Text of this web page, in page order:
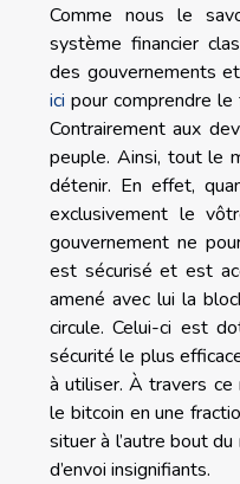
Comme nous le
système financier
des gouvernements
ici pour comprendre
Contrairement aux
peuple. Ainsi, tout le
détenir. En effet,
exclusivement le
gouvernement ne
est sécurisé et est
amené avec lui la
circule. Celui-ci est
sécurité le plus
à utiliser. À travers ce
le bitcoin en une
situer à l’autre bout
d’envoi insignifiants.